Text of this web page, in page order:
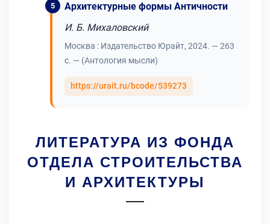
Архитектурные формы Античности
И. Б. Михаловский
Москва : Издательство Юрайт, 2024. — 263
с. — (Антология мысли)
https://urait.ru/bcode/539273
ЛИТЕРАТУРА ИЗ ФОНДА
ОТДЕЛА СТРОИТЕЛЬСТВА
И АРХИТЕКТУРЫ